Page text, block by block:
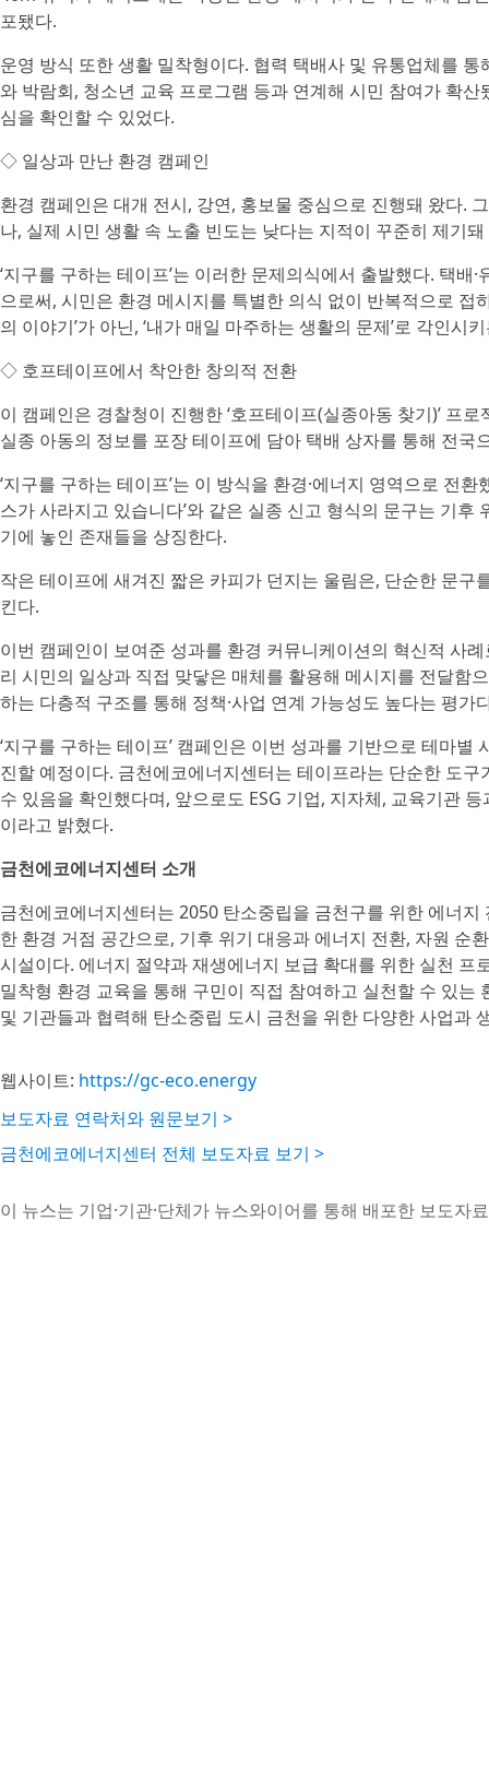
포됐다.
운영 방식 또한 생활 밀착형이다. 협력 택배사 및 유통업체를
와 박람회, 청소년 교육 프로그램 등과 연계해 시민 참여가 확
심을 확인할 수 있었다.
◇ 일상과 만난 환경 캠페인
환경 캠페인은 대개 전시, 강연, 홍보물 중심으로 진행돼 왔다.
나, 실제 시민 생활 속 노출 빈도는 낮다는 지적이 꾸준히 제기
‘지구를 구하는 테이프’는 이러한 문제의식에서 출발했다. 택
으로써, 시민은 환경 메시지를 특별한 의식 없이 반복적으로 접
의 이야기’가 아닌, ‘내가 매일 마주하는 생활의 문제’로 각인시
◇ 호프테이프에서 착안한 창의적 전환
이 캠페인은 경찰청이 진행한 ‘호프테이프(실종아동 찾기)’ 프
실종 아동의 정보를 포장 테이프에 담아 택배 상자를 통해 전국
‘지구를 구하는 테이프’는 이 방식을 환경·에너지 영역으로 전환
스가 사라지고 있습니다’와 같은 실종 신고 형식의 문구는 기
기에 놓인 존재들을 상징한다.
작은 테이프에 새겨진 짧은 카피가 던지는 울림은, 단순한 문
킨다.
이번 캠페인이 보여준 성과를 환경 커뮤니케이션의 혁신적 사
리 시민의 일상과 직접 맞닿은 매체를 활용해 메시지를 전달함
하는 다층적 구조를 통해 정책·사업 연계 가능성도 높다는 평가
‘지구를 구하는 테이프’ 캠페인은 이번 성과를 기반으로 테마
진할 예정이다. 금천에코에너지센터는 테이프라는 단순한 도
수 있음을 확인했다며, 앞으로도 ESG 기업, 지자체, 교육기관
이라고 밝혔다.
금천에코에너지센터 소개
금천에코에너지센터는 2050 탄소중립을 금천구를 위한 에너
한 환경 거점 공간으로, 기후 위기 대응과 에너지 전환, 자원 순
시설이다. 에너지 절약과 재생에너지 보급 확대를 위한 실천 프
밀착형 환경 교육을 통해 구민이 직접 참여하고 실천할 수 있는
및 기관들과 협력해 탄소중립 도시 금천을 위한 다양한 사업과
웹사이트: https://gc-eco.energy
보도자료 연락처와 원문보기 >
금천에코에너지센터 전체 보도자료 보기 >
이 뉴스는 기업·기관·단체가 뉴스와이어를 통해 배포한 보도자